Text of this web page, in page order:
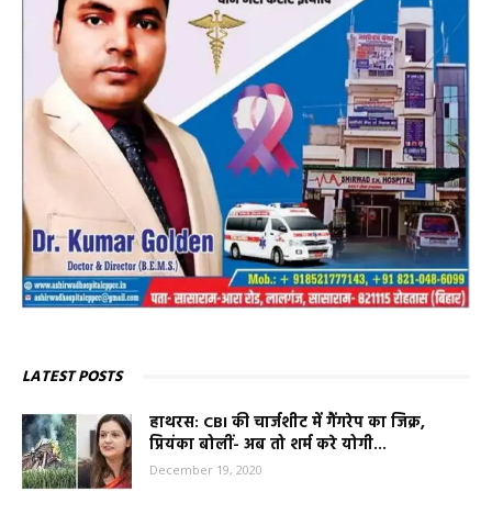
LATEST POSTS
हाथरस: CBI की चार्जशीट में गैंगरेप का जिक्र,
प्रियंका बोलीं- अब तो शर्म करे योगी...
December 19, 2020